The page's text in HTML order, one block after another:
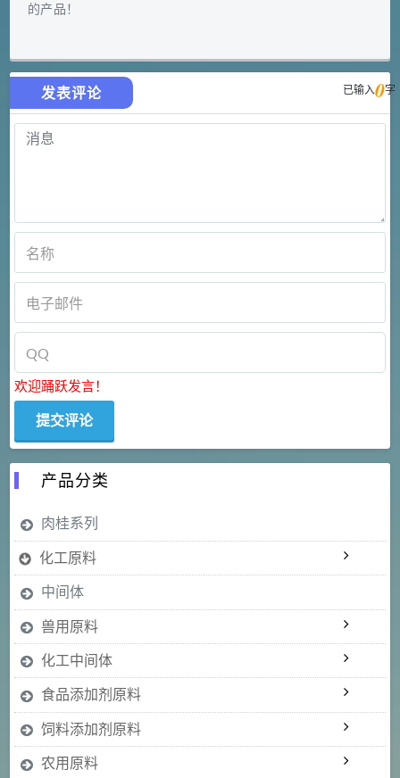
的产品！
发表评论 已输入0字
欢迎踊跃发言！
产品分类
肉桂系列
化工原料
中间体
兽用原料
化工中间体
食品添加剂原料
饲料添加剂原料
农用原料